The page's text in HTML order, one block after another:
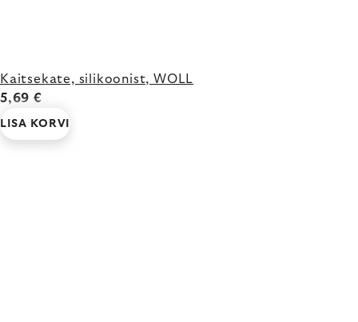
Kaitsekate, silikoonist, WOLL
5,69 €
LISA KORVI